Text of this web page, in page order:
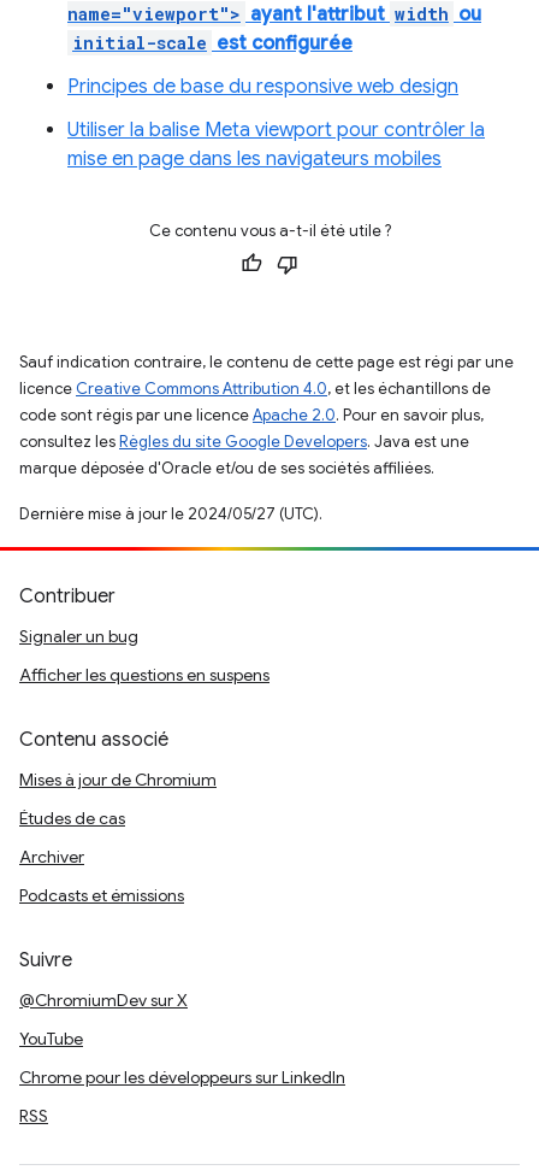
name="viewport"> ayant l'attribut width ou
initial-scale est configurée
Principes de base du responsive web design
Utiliser la balise Meta viewport pour contrôler la
mise en page dans les navigateurs mobiles
Ce contenu vous a-t-il été utile ?
Sauf indication contraire, le contenu de cette page est régi par une
licence Creative Commons Attribution 4.0, et les échantillons de
code sont régis par une licenceApache 2.0. Pour en savoir plus,
consultez lesRègles du site Google Developers. Java est une
marque déposée d'Oracle et/ou de ses sociétés affiliées.
Dernière mise à jour le 2024/05/27 (UTC).
Contribuer
Signaler un bug
Afficher les questions en suspens
Contenu associé
Mises à jour de Chromium
Études de cas
Archiver
Podcasts et émissions
Suivre
@ChromiumDev sur X
YouTube
Chrome pour les développeurs sur LinkedIn
RSS